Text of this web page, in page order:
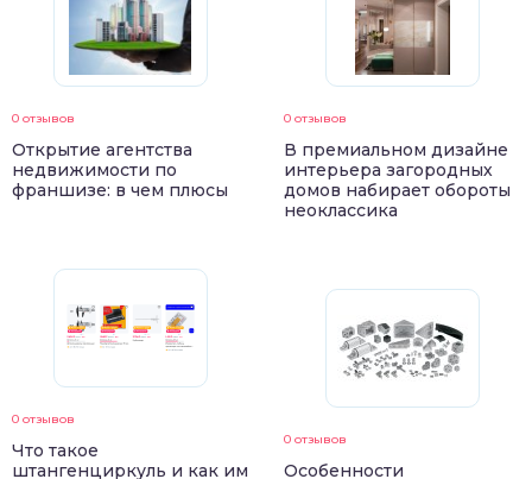
0 отзывов
Открытие агентства
недвижимости по
франшизе: в чем плюсы
0 отзывов
Что такое
штангенциркуль и как им
0 отзывов
В премиальном дизайне
интерьера загородных
домов набирает обороты
неоклассика
0 отзывов
Особенности